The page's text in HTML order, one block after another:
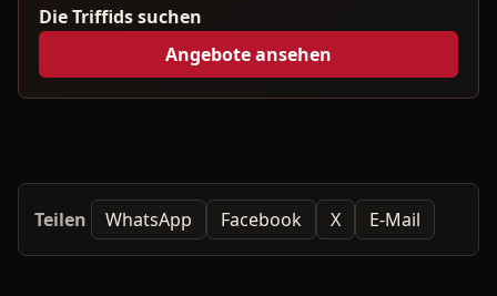
Die Triffids suchen
Angebote ansehen
Teilen WhatsApp Facebook X E-Mail